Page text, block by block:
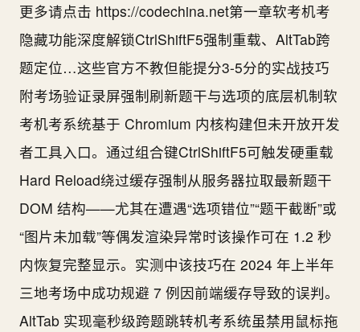
更多请点击 https://codechina.net第一章软考机考
隐藏功能深度解锁CtrlShiftF5强制重载、AltTab跨
题定位…这些官方不教但能提分3-5分的实战技巧
附考场验证录屏强制刷新题干与选项的底层机制软
考机考系统基于 Chromium 内核构建但未开放开发
者工具入口。通过组合键CtrlShiftF5可触发硬重载
Hard Reload绕过缓存强制从服务器拉取最新题干
DOM 结构——尤其在遭遇“选项错位”“题干截断”或
“图片未加载”等偶发渲染异常时该操作可在 1.2 秒
内恢复完整显示。实测中该技巧在 2024 年上半年
三地考场中成功规避 7 例因前端缓存导致的误判。
AltTab 实现毫秒级跨题跳转机考系统虽禁用鼠标拖